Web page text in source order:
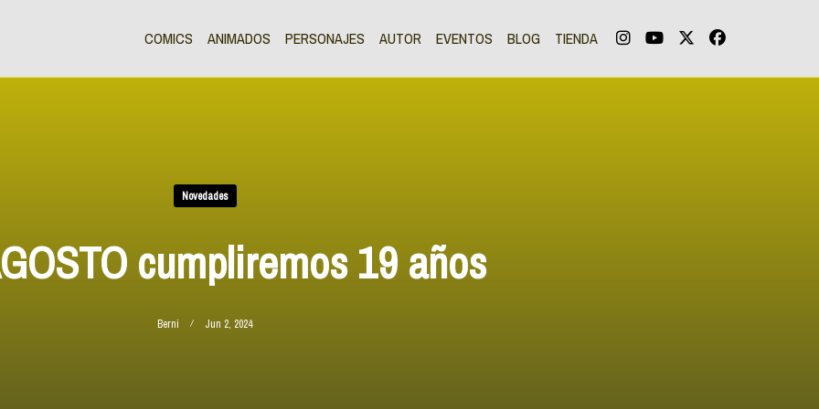
COMICS ANIMADOS PERSONAJES AUTOR EVENTOS BLOG TIENDA
Novedades
cumpliremos 19 años
Berni Jun 2, 2024